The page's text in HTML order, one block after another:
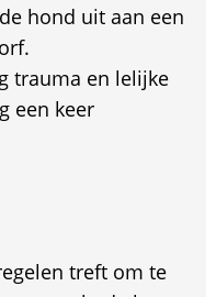
hond uit aan een
trauma en lelijke
een keer
treft om te